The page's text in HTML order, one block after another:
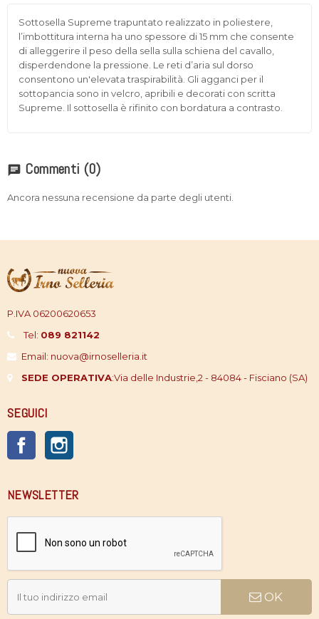
Sottosella Supreme trapuntato realizzato in poliestere,
l’imbottitura interna ha uno spessore di 15 mm che consente
di alleggerire il peso della sella sulla schiena del cavallo,
disperdendone la pressione. Le reti d’aria sul dorso
consentono un'elevata traspirabilità. Gli agganci per il
sottopancia sono in velcro, apribili e decorati con scritta
Supreme. Il sottosella è rifinito con bordatura a contrasto.
chat Commenti (0)
Ancora nessuna recensione da parte degli utenti.
P.IVA 06200620653
Tel: 089 821142
Email: nuova@irnoselleria.it
SEDE OPERATIVA:Via delle Industrie,2 - 84084 - Fisciano (SA)
SEGUICI
Facebook
NEWSLETTER
OK